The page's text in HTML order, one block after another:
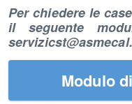
Per chiedere le
il seguente
Modulo